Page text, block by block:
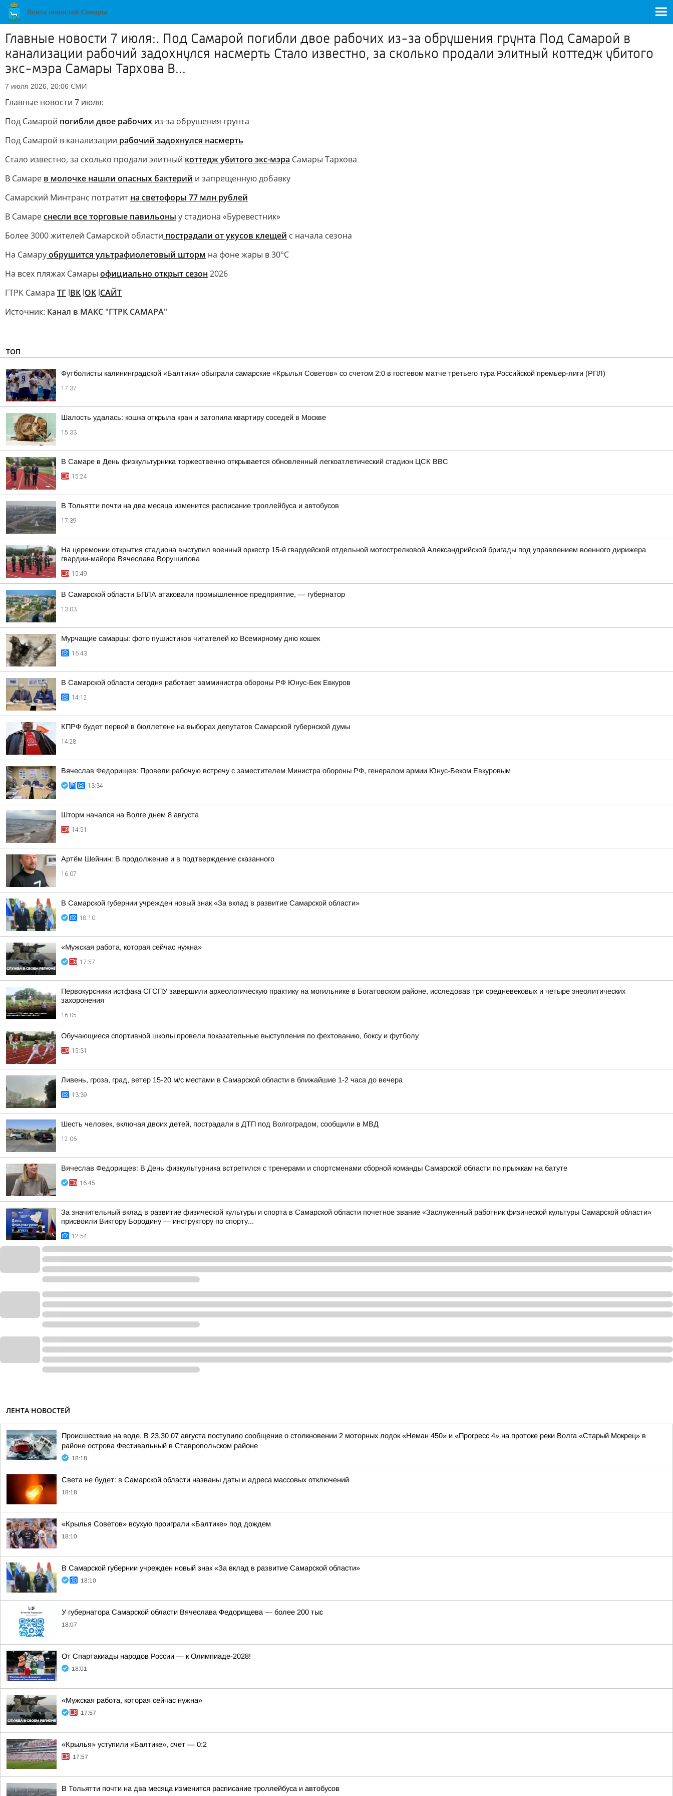
Главные новости 7 июля:. Под Самарой погибли двое рабочих из-за обрушения грунта Под Самарой в
канализации рабочий задохнулся насмерть Стало известно, за сколько продали элитный коттедж убитого
экс-мэра Самары Тархова В...
7 июля 2026, 20:06 СМИ
Главные новости 7 июля:
Под Самарой погибли двое рабочих из-за обрушения грунта
Под Самарой в канализации рабочий задохнулся насмерть
Стало известно, за сколько продали элитный коттедж убитого экс-мэра Самары Тархова
В Самаре в молочке нашли опасных бактерий и запрещенную добавку
Самарский Минтранс потратит на светофоры 77 млн рублей
В Самареснесли все торговые павильоны у стадиона «Буревестник»
Более 3000 жителей Самарской области пострадали от укусов клещей с начала сезона
На Самаруобрушится ультрафиолетовый шторм на фоне жары в 30°C
На всех пляжах Самары официально открыт сезон 2026
ГТРК Самара ТГ lВК lОК lСАЙТ
Источник: Канал в МАКС "ГТРК САМАРА"
ТОП
Футболисты калининградской «Балтики» обыграли самарские «Крылья Советов» со счетом 2:0 в гостевом матче третьего тура Российской премьер-лиги (РПЛ)
17:37
Шалость удалась: кошка открыла кран и затопила квартиру соседей в Москве
15:33
В Самаре в День физкультурника торжественно открывается обновленный легкоатлетический стадион ЦСК ВВС
15:24
В Тольятти почти на два месяца изменится расписание троллейбуса и автобусов
17:39
На церемонии открытия стадиона выступил военный оркестр 15-й гвардейской отдельной мотострелковой Александрийской бригады под управлением военного дирижера
гвардии-майора Вячеслава Ворушилова
15:49
В Самарской области БПЛА атаковали промышленное предприятие, — губернатор
13:03
Мурчащие самарцы: фото пушистиков читателей ко Всемирному дню кошек
16:43
В Самарской области сегодня работает замминистра обороны РФ Юнус-Бек Евкуров
14:12
КПРФ будет первой в бюллетене на выборах депутатов Самарской губернской думы
14:28
Вячеслав Федорищев: Провели рабочую встречу с заместителем Министра обороны РФ, генералом армии Юнус-Беком Евкуровым
13:34
Шторм начался на Волге днем 8 августа
14:51
Артём Шейнин: В продолжение и в подтверждение сказанного
16:07
В Самарской губернии учрежден новый знак «За вклад в развитие Самарской области»
18:10
«Мужская работа, которая сейчас нужна»
17:57
Первокурсники истфака СГСПУ завершили археологическую практику на могильнике в Богатовском районе, исследовав три средневековых и четыре энеолитических
захоронения
16:05
Обучающиеся спортивной школы провели показательные выступления по фехтованию, боксу и футболу
15:31
Ливень, гроза, град, ветер 15-20 м/с местами в Самарской области в ближайшие 1-2 часа до вечера
13:39
Шесть человек, включая двоих детей, пострадали в ДТП под Волгоградом, сообщили в МВД
12:06
Вячеслав Федорищев: В День физкультурника встретился с тренерами и спортсменами сборной команды Самарской области по прыжкам на батуте
16:45
За значительный вклад в развитие физической культуры и спорта в Самарской области почетное звание «Заслуженный работник физической культуры Самарской области»
присвоили Виктору Бородину — инструктору по спорту...
12:54
ЛЕНТА НОВОСТЕЙ
Происшествие на воде. В 23.30 07 августа поступило сообщение о столкновении 2 моторных лодок «Неман 450» и «Прогресс 4» на протоке реки Волга «Старый Мокрец» в
районе острова Фестивальный в Ставропольском районе
18:18
Света не будет: в Самарской области названы даты и адреса массовых отключений
18:18
«Крылья Советов» всухую проиграли «Балтике» под дождем
18:10
В Самарской губернии учрежден новый знак «За вклад в развитие Самарской области»
18:10
У губернатора Самарской области Вячеслава Федорищева — более 200 тыс
18:07
От Спартакиады народов России — к Олимпиаде-2028!
18:01
«Мужская работа, которая сейчас нужна»
17:57
«Крылья» уступили «Балтике», счет — 0:2
17:57
В Тольятти почти на два месяца изменится расписание троллейбуса и автобусов